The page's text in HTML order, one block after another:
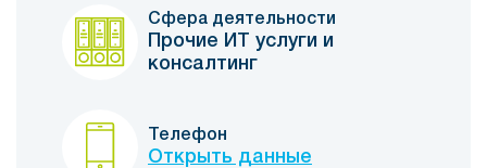
Сфера деятельности
Прочие ИТ услуги и
консалтинг
Телефон
Открыть данные